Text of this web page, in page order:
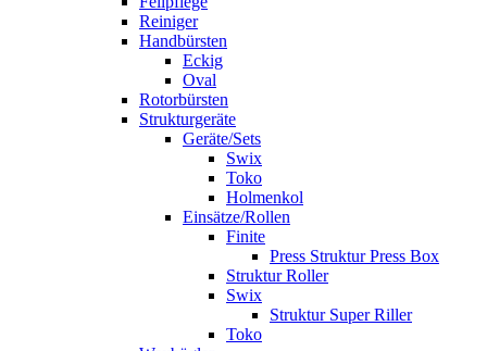
Reiniger
Handbürsten
Eckig
Oval
Rotorbürsten
Strukturgeräte
Geräte/Sets
Swix
Toko
Holmenkol
Einsätze/Rollen
Finite
Press Struktur Press Box
Struktur Roller
Swix
Struktur Super Riller
Toko